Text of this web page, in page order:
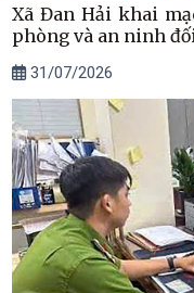
Xã Đan Hải khai
phòng và an ninh
31/07/2026